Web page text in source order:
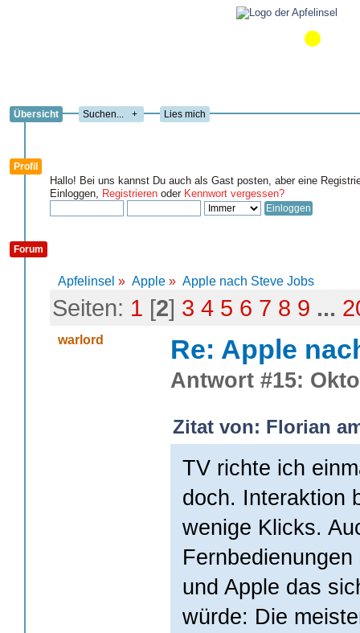
Übersicht + Lies mich
Profil
Hallo! Bei uns kannst Du auch als Gast posten, aber eine
Einloggen, Registrieren oder Kennwort vergessen?
Forum
Apfelinsel » Apple » Apple nach Steve Jobs
Seiten: 1 [2] 3 4 5 6 7 8 9 ...
warlord Re: Apple
Antwort #15:
Zitat von: Florian
TV richte ich
doch. Interaktion
wenige Klicks.
und Apple das
würde: Die